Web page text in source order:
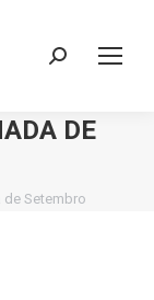
Search:
DE
de Setembro